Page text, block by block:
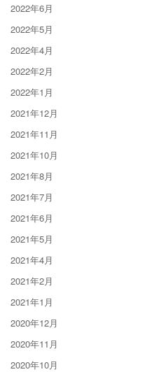
2022年6月
2022年5月
2022年4月
2022年2月
2022年1月
2021年12月
2021年11月
2021年10月
2021年8月
2021年7月
2021年6月
2021年5月
2021年4月
2021年2月
2021年1月
2020年12月
2020年11月
2020年10月